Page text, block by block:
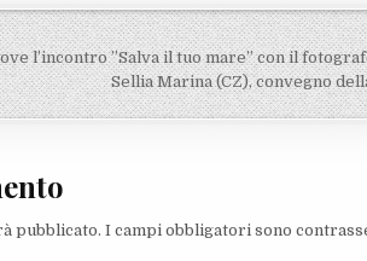
l’incontro ”Salva il tuo mare” con il
Sellia Marina (CZ), convegno
pubblicato. I campi obbligatori sono